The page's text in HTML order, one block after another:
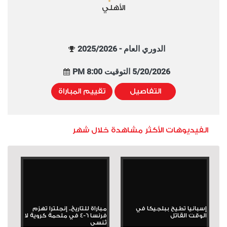
الأهلي
الدوري العام - 2025/2026
5/20/2026 التوقيت 8:00 PM
التفاصيل تقييم المباراة
الفيديوهات الأكثر مشاهدة خلال شهر
إسبانيا تطيح ببلجيكا في
الوقت القاتل
مباراة للتاريخ.. إنجلترا تهزم
فرنسا 6-4 في ملحمة كروية لا
تُنسى